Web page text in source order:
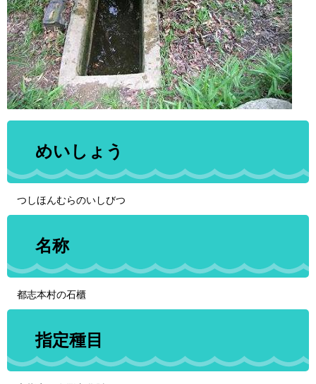
めいしょう
つしほんむらのいしびつ
名称
都志本村の石櫃
指定種目